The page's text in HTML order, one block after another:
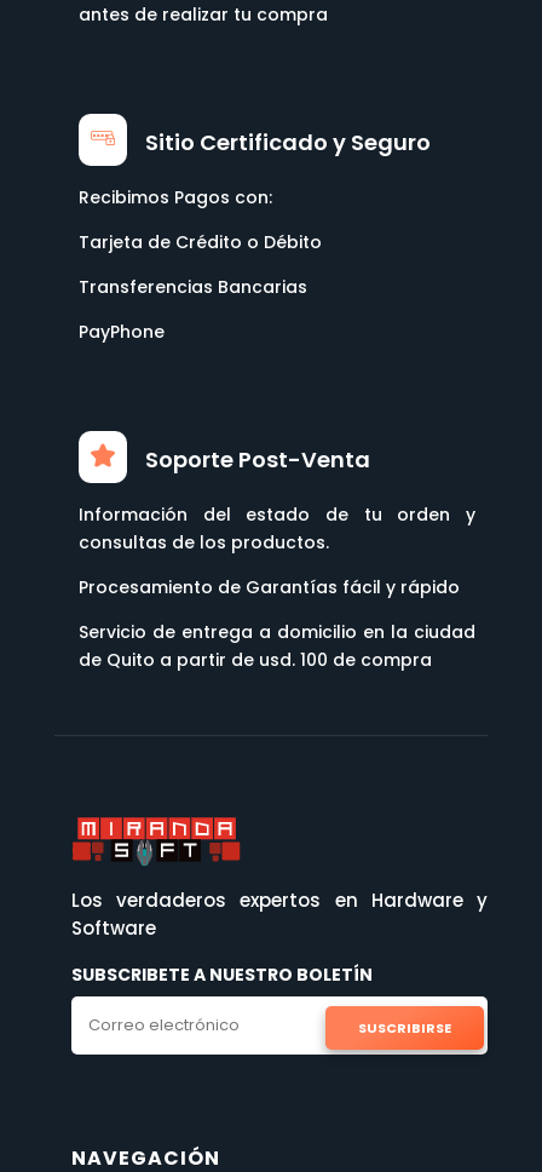
antes de realizar tu compra
Sitio Certificado y Seguro
Recibimos Pagos con:
Tarjeta de Crédito o Débito
Transferencias Bancarias
PayPhone
Soporte Post-Venta
Información del estado de tu orden y
consultas de los productos.
Procesamiento de Garantías fácil y rápido
Servicio de entrega a domicilio en la ciudad
de Quito a partir de usd. 100 de compra
Los verdaderos expertos en Hardware y
Software
SUBSCRIBETE A NUESTRO BOLETÍN
SUSCRIBIRSE
NAVEGACIÓN